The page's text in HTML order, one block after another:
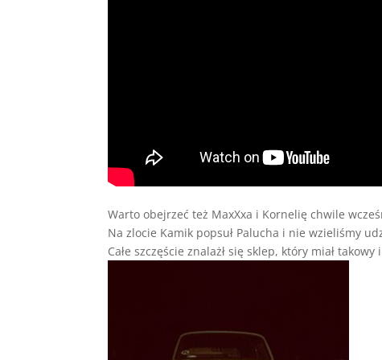
Warto obejrzeć też MaxXxa i Kornelię chwile
Na zlocie Kamik popsuł Palucha i nie wzieliśmy
Całe szczęście znalażł się sklep, który miał